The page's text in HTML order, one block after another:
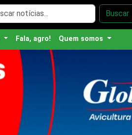
Buscar
Fala, agro! Quem somos